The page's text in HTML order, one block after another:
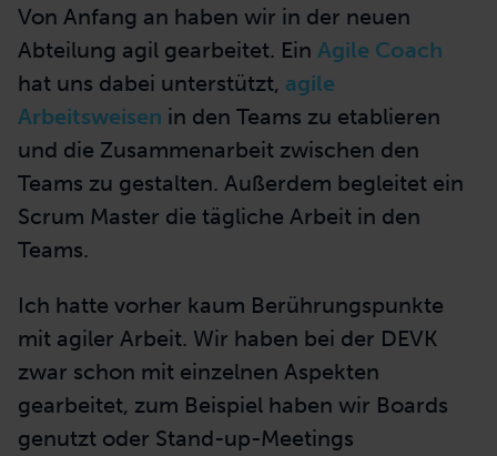
Von Anfang an haben wir in der neuen
Abteilung agil gearbeitet. Ein Agile Coach
hat uns dabei unterstützt, agile
Arbeitsweisen in den Teams zu etablieren
und die Zusammenarbeit zwischen den
Teams zu gestalten. Außerdem begleitet ein
Scrum Master die tägliche Arbeit in den
Teams.
Ich hatte vorher kaum Berührungspunkte
mit agiler Arbeit. Wir haben bei der DEVK
zwar schon mit einzelnen Aspekten
gearbeitet, zum Beispiel haben wir Boards
genutzt oder Stand-up-Meetings